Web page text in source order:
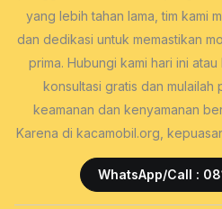
yang lebih tahan lama, tim kami
dan dedikasi untuk memastikan
prima. Hubungi kami hari ini
konsultasi gratis dan mulailah
keamanan dan kenyamanan
Karena di kacamobil.org,
WhatsApp/Call :